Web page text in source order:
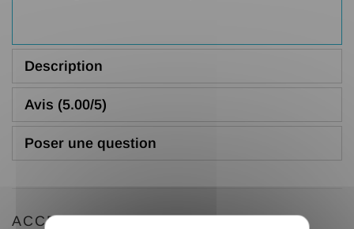
Description
Avis (5.00/5)
Poser une question
ACCESSOIRES